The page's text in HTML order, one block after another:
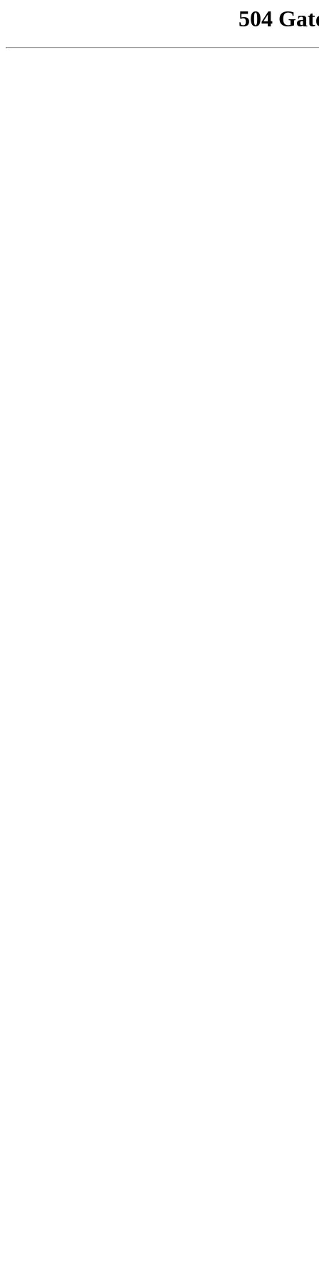
504